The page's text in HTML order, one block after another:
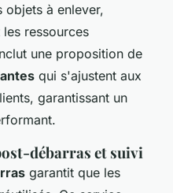
objets à enlever,
ressources
une proposition de
qui s'ajustent aux
garantissant un
débarras et suivi
garantit que les